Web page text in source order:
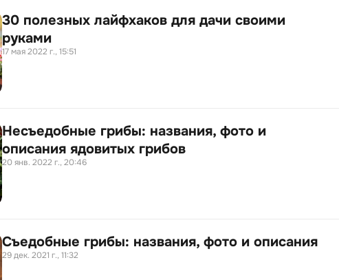
30 полезных лайфхаков для дачи своими
руками
17 мая 2022 г., 15:51
Несъедобные грибы: названия, фото и
описания ядовитых грибов
20 янв. 2022 г., 20:46
Съедобные грибы: названия, фото и описания
29 дек. 2021 г., 11:32